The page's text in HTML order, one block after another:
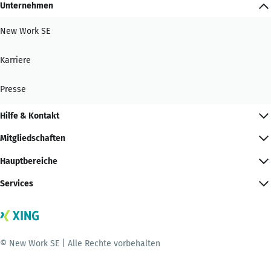
Unternehmen
New Work SE
Karriere
Presse
Hilfe & Kontakt
Mitgliedschaften
Hauptbereiche
Services
© New Work SE | Alle Rechte vorbehalten